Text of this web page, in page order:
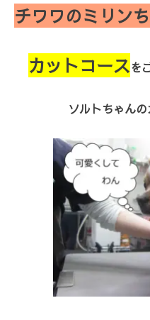
チワワのミリン
カットコースを
ソルトちゃん